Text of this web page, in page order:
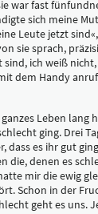
war fast
sich meine
Leute jetzt
sie sprach,
ich weiß
dem Handy
Leben lang
ging. Drei
dass es ihr gut
die, denen es
mir die ewig
Schon in der
geht es uns.